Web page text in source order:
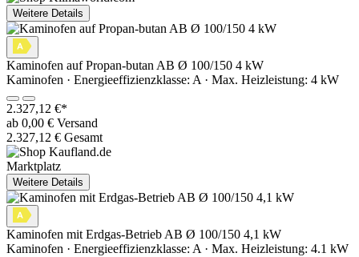
Weitere Details
Kaminofen auf Propan-butan AB Ø 100/150 4 kW
Kaminofen · Energieeffizienzklasse: A · Max. Heizleistung: 4 kW
2.327,12 €*
ab 0,00 € Versand
2.327,12 € Gesamt
Marktplatz
Weitere Details
Kaminofen mit Erdgas-Betrieb AB Ø 100/150 4,1 kW
Kaminofen · Energieeffizienzklasse: A · Max. Heizleistung: 4.1 kW